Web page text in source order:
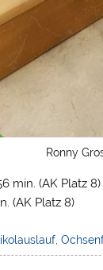
Ronny
min. (AK Platz 8)
(AK Platz 8)
,